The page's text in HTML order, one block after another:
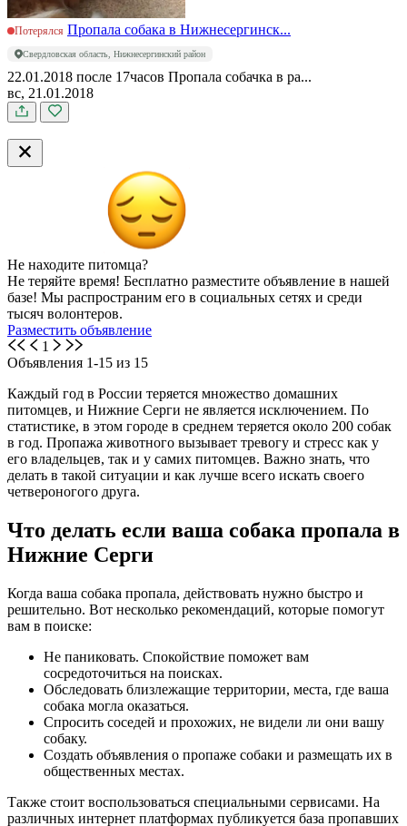
Потерялся Пропала собака в Нижнесергинск...
Свердловская область, Нижнесергинский район
22.01.2018 после 17часов Пропала собачка в ра...
вс, 21.01.2018
Не находите питомца?
Не теряйте время! Бесплатно разместите объявление в нашей
базе! Мы распространим его в социальных сетях и среди
тысяч волонтеров.
Разместить объявление
1
Объявления 1-15 из 15
Каждый год в России теряется множество домашних
питомцев, и Нижние Серги не является исключением. По
статистике, в этом городе в среднем теряется около 200 собак
в год. Пропажа животного вызывает тревогу и стресс как у
его владельцев, так и у самих питомцев. Важно знать, что
делать в такой ситуации и как лучше всего искать своего
четвероногого друга.
Что делать если ваша собака пропала в
Нижние Серги
Когда ваша собака пропала, действовать нужно быстро и
решительно. Вот несколько рекомендаций, которые помогут
вам в поиске:
Не паниковать. Спокойствие поможет вам
сосредоточиться на поисках.
Обследовать близлежащие территории, места, где ваша
собака могла оказаться.
Спросить соседей и прохожих, не видели ли они вашу
собаку.
Создать объявления о пропаже собаки и размещать их в
общественных местах.
Также стоит воспользоваться специальными сервисами. На
различных интернет платформах публикуется база пропавших